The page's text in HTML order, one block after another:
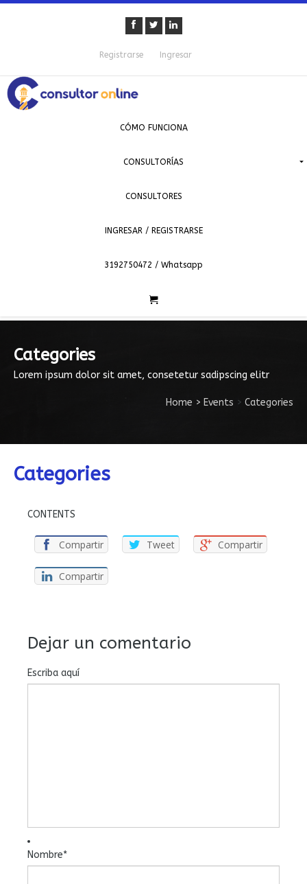
Registrarse Ingresar
CÓMO FUNCIONA
CONSULTORÍAS
CONSULTORES
INGRESAR / REGISTRARSE
3192750472 / Whatsapp
Categories
Lorem ipsum dolor sit amet, consetetur sadipscing elitr
Home > Events > Categories
Categories
CONTENTS
Compartir Tweet Compartir
Compartir
Dejar un comentario
Escriba aquí
Nombre*